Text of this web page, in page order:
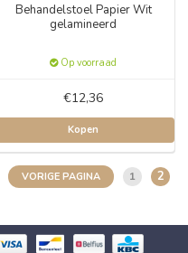
Behandelstoel Papier Wit
gelamineerd
Op voorraad
€12,36
Kopen
VORIGE PAGINA 1 2